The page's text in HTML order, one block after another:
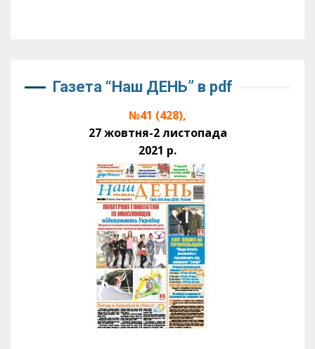
Газета “Наш ДЕНЬ” в pdf
№41 (428),
27 жовтня-2 листопада
2021 р.